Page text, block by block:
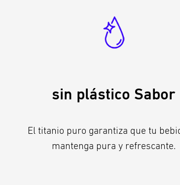
sin plástico Sabor
El titanio puro garantiza que tu
mantenga pura y refrescante.